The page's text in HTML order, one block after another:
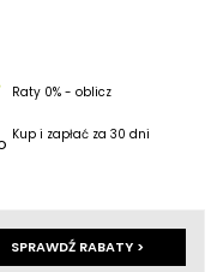
Raty 0% - oblicz
Kup i zapłać za 30 dni
SPRAWDŹ RABATY >